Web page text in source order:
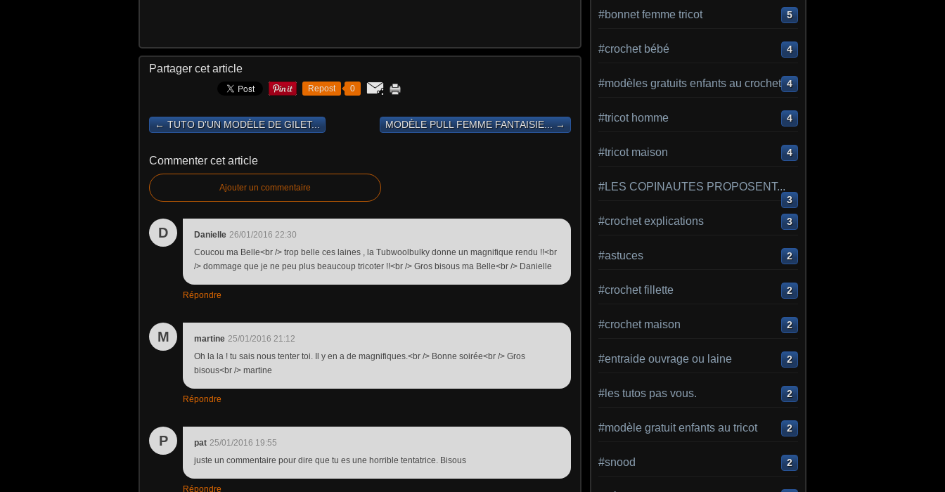
Partager cet article
Repost 0
← TUTO D'UN MODÈLE DE GILET... MODÈLE PULL FEMME FANTAISIE... →
Commenter cet article
Ajouter un commentaire
D Danielle 26/01/2016 22:30
Coucou ma Belle<br /> trop belle ces laines , la Tubwoolbulky donne un magnifique rendu !!<br
/> dommage que je ne peu plus beaucoup tricoter !!<br /> Gros bisous ma Belle<br /> Danielle
Répondre
M martine 25/01/2016 21:12
Oh la la ! tu sais nous tenter toi. Il y en a de magnifiques.<br /> Bonne soirée<br /> Gros
bisous<br /> martine
Répondre
P pat 25/01/2016 19:55
juste un commentaire pour dire que tu es une horrible tentatrice. Bisous
Répondre
#bonnet femme tricot 5
#crochet bébé 4
#modèles gratuits enfants au crochet 4
#tricot homme 4
#tricot maison 4
#LES COPINAUTES PROPOSENT...
3
#crochet explications 3
#astuces 2
#crochet fillette 2
#crochet maison 2
#entraide ouvrage ou laine 2
#les tutos pas vous. 2
#modèle gratuit enfants au tricot 2
#snood 2